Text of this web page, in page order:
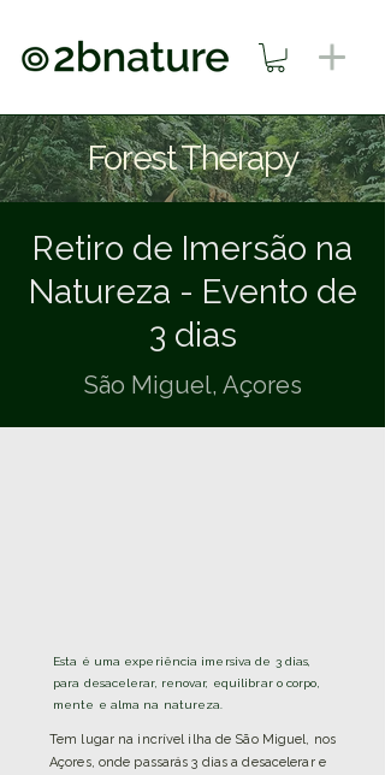
Forest Therapy
Retiro de Imersão na
Natureza - Evento de
3 dias
São Miguel, Açores
Esta é uma experiência imersiva de 3 dias,
para desacelerar, renovar, equilibrar o corpo,
mente e alma na natureza.
Tem lugar na incrível ilha de São Miguel, nos
Açores, onde passarás 3 dias a desacelerar e